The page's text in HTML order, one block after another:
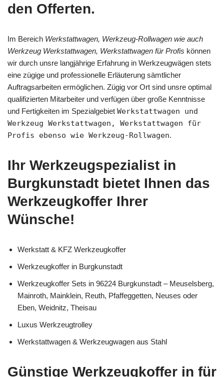
den Offerten.
Im Bereich Werkstattwagen, Werkzeug-Rollwagen wie auch
Werkzeug Werkstattwagen, Werkstattwagen für Profis können
wir durch unsre langjährige Erfahrung in Werkzeugwägen stets
eine zügige und professionelle Erläuterung sämtlicher
Auftragsarbeiten ermöglichen. Zügig vor Ort sind unsre optimal
qualifizierten Mitarbeiter und verfügen über große Kenntnisse
und Fertigkeiten im Spezialgebiet Werkstattwagen und
Werkzeug Werkstattwagen, Werkstattwagen für
Profis ebenso wie Werkzeug-Rollwagen.
Ihr Werkzeugspezialist in
Burgkunstadt bietet Ihnen das
Werkzeugkoffer Ihrer
Wünsche!
Werkstatt & KFZ Werkzeugkoffer
Werkzeugkoffer in Burgkunstadt
Werkzeugkoffer Sets in 96224 Burgkunstadt – Meuselsberg,
Mainroth, Mainklein, Reuth, Pfaffeggetten, Neuses oder
Eben, Weidnitz, Theisau
Luxus Werkzeugtrolley
Werkstattwagen & Werkzeugwagen aus Stahl
Günstige Werkzeugkoffer in für